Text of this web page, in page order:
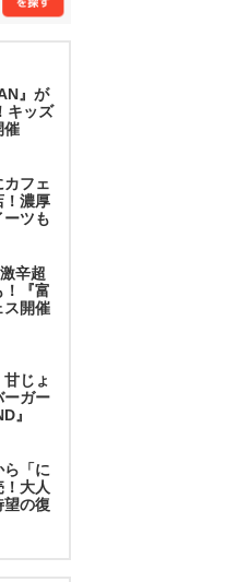
』が
キッズ
催
フェ
！濃厚
ーツも
辛超
！『富
ス開催
じょ
ーガー
』
ら「に
大人
の復